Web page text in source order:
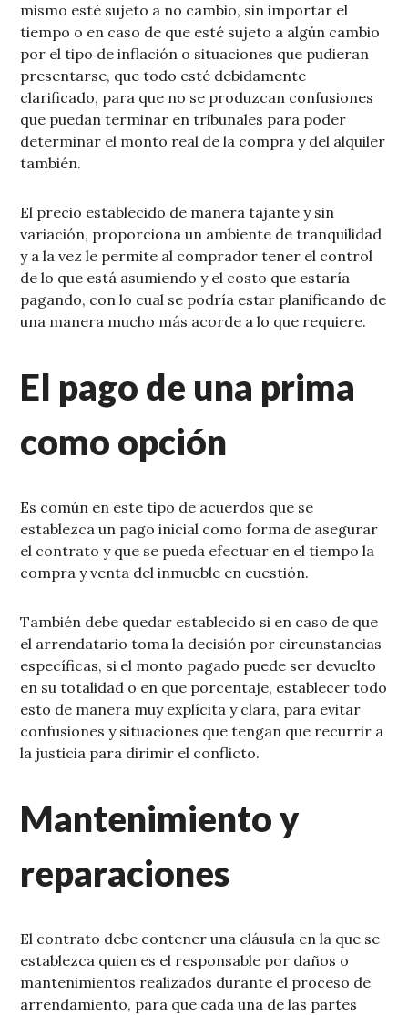
mismo esté sujeto a no cambio, sin importar el
tiempo o en caso de que esté sujeto a algún cambio
por el tipo de inflación o situaciones que pudieran
presentarse, que todo esté debidamente
clarificado, para que no se produzcan confusiones
que puedan terminar en tribunales para poder
determinar el monto real de la compra y del alquiler
también.
El precio establecido de manera tajante y sin
variación, proporciona un ambiente de tranquilidad
y a la vez le permite al comprador tener el control
de lo que está asumiendo y el costo que estaría
pagando, con lo cual se podría estar planificando de
una manera mucho más acorde a lo que requiere.
El pago de una prima
como opción
Es común en este tipo de acuerdos que se
establezca un pago inicial como forma de asegurar
el contrato y que se pueda efectuar en el tiempo la
compra y venta del inmueble en cuestión.
También debe quedar establecido si en caso de que
el arrendatario toma la decisión por circunstancias
específicas, si el monto pagado puede ser devuelto
en su totalidad o en que porcentaje, establecer todo
esto de manera muy explícita y clara, para evitar
confusiones y situaciones que tengan que recurrir a
la justicia para dirimir el conflicto.
Mantenimiento y
reparaciones
El contrato debe contener una cláusula en la que se
establezca quien es el responsable por daños o
mantenimientos realizados durante el proceso de
arrendamiento, para que cada una de las partes